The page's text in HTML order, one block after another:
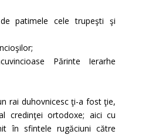
patimele cele trupeşti şi
Părinte Ierarhe
rai duhovnicesc ţi-a fost ţie,
credinţei ortodoxe; aici cu
în sfintele rugăciuni către